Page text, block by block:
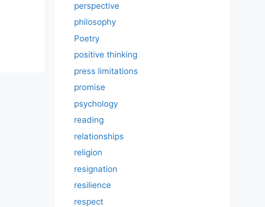
perspective
philosophy
Poetry
positive thinking
press limitations
promise
psychology
reading
relationships
religion
resignation
resilience
respect